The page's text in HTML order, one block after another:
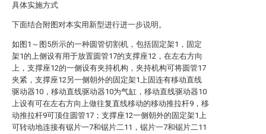
具体实施方式
下面结合附图对本实用新型进行进一步说明。
如图1～图5所示的一种圆管切割机，包括固定架1，固定
架1的上侧设有用于放置圆管17的支撑座12，在左右方向
上，支撑座12的一侧设有夹持机构，夹持机构可将圆管17
夹紧，支撑座12另一侧朝外的固定架1上固连有移动直线
驱动器10，移动直线驱动器10为气缸，移动直线驱动器10
上设有可在左右方向上做往复直线移动的移动推拉杆9，移
动推拉杆9可顶住圆管17；支撑座12一侧朝外的固定架1上
可转动地连接有锯片一7和锯片二11，锯片一7和锯片二11